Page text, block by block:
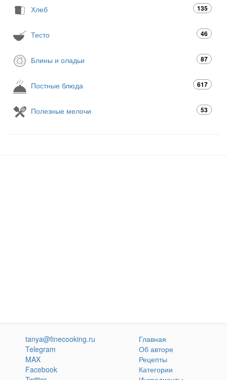
Хлеб 135
Тесто 46
Блины и оладьи 87
Постные блюда 617
Полезные мелочи 53
tanya@finecooking.ru
Telegram
MAX
Facebook
Главная
Об авторе
Рецепты
Категории